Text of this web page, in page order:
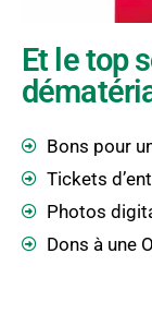
Et le top
Bons pour
Tickets
Photos
Dons à une